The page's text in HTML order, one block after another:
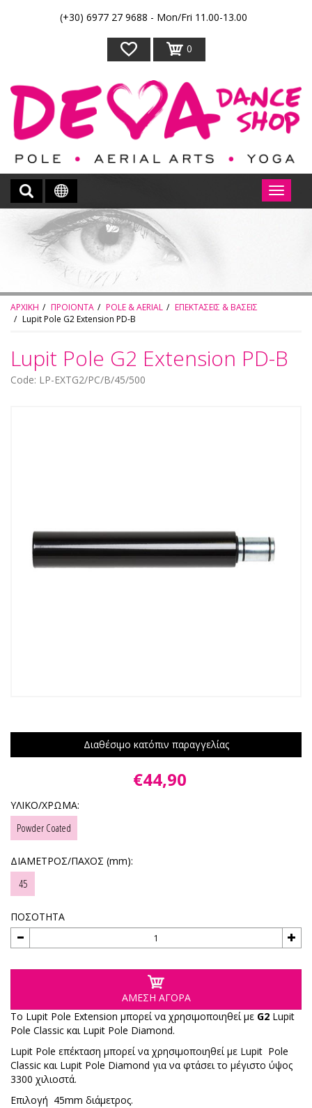
(+30) 6977 27 9688 - Mon/Fri 11.00-13.00
0
ΑΡΧΙΚΗ ΠΡΟΙΟΝΤΑ POLE & AERIAL
ΕΠΕΚΤΑΣΕΙΣ & ΒΑΣΕΙΣ
Lupit Pole G2 Extension PD-B
Lupit Pole G2 Extension PD-B
Code: LP-EXTG2/PC/B/45/500
Διαθέσιμο κατόπιν παραγγελίας
€44,90
ΥΛΙΚΟ/ΧΡΩΜΑ:
Powder Coated
ΔΙΑΜΕΤΡΟΣ/ΠΑΧΟΣ (mm):
45
ΠΟΣΟΤΗΤΑ
ΑΜΕΣΗ ΑΓΟΡΑ
To Lupit Pole Extension μπορεί να χρησιμοποιηθεί με G2 Lupit
Pole Classic και Lupit Pole Diamond.
Lupit Pole επέκταση μπορεί να χρησιμοποιηθεί με Lupit Pole
Classic και Lupit Pole Diamond για να φτάσει το μέγιστο ύψος
3300 χιλιοστά.
Επιλογή 45mm διάμετρος.